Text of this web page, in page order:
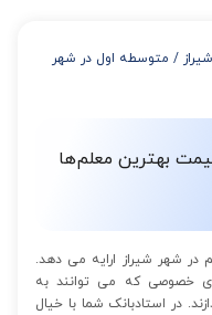
/ متوسطه اول در شهر
بهترین معلم‌ها
شهر شیراز ارایه می دهد.
خصوصی که می توانند به
در استادبانک شما با خیال